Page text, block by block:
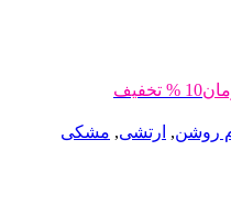
10 % تخفیف
روشن, ارتشی, مشکی